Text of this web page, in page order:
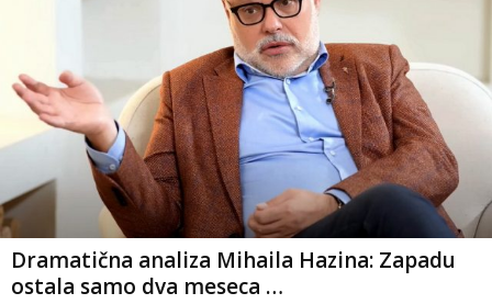
Dramatična analiza Mihaila Hazina: Zapadu
ostala samo dva meseca …